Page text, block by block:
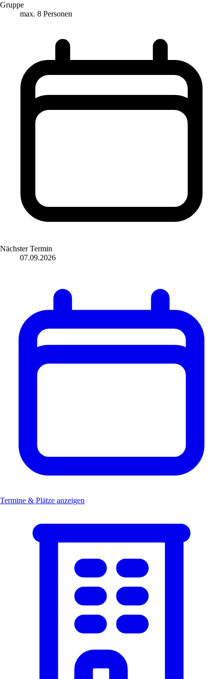
Gruppe
max. 8 Personen
Nächster Termin
07.09.2026
Termine & Plätze anzeigen